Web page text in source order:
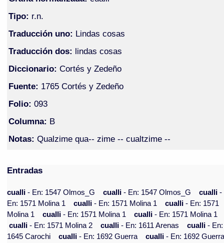
Tipo: r.n.
Traducción uno: Lindas cosas
Traducción dos: lindas cosas
Diccionario: Cortés y Zedeño
Fuente: 1765 Cortés y Zedeño
Folio: 093
Columna: B
Notas: Qualzime qua-- zime -- cualtzime --
Entradas
cualli- En: 1547 Olmos_G cualli- En: 1547 Olmos_G cualli-
En: 1571 Molina 1
cualli- En: 1571 Molina 1 cualli- En: 1571
Molina 1
cualli- En: 1571 Molina 1 cualli- En: 1571 Molina 1
cualli- En: 1571 Molina 2 cualli- En: 1611 Arenas cualli- En:
1645 Carochi
cualli- En: 1692 Guerra cualli- En: 1692